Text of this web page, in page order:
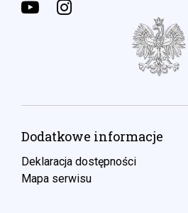
Dodatkowe informacje
Deklaracja dostępności
Mapa serwisu